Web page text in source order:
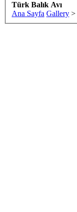
Türk Balık Avı
Ana Sayfa Gallery >